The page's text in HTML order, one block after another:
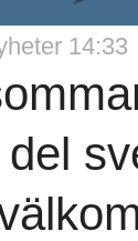
14:33